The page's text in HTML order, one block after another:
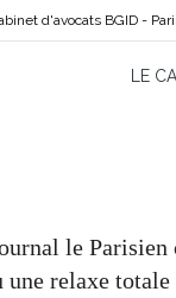
d'avocats BGID -
LE
le Parisien
relaxe